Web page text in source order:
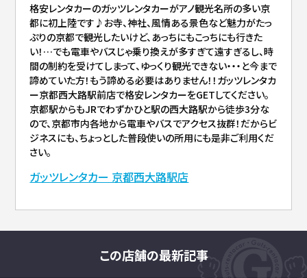
格安レンタカーのガッツレンタカーがアノ観光名所の多い京
都に初上陸です♪お寺、神社、風情ある景色など魅力がたっ
ぷりの京都で観光したいけど、あっちにもこっちにも行きた
い！…でも電車やバスじゃ乗り換えが多すぎて遠すぎるし、時
間の制約を受けてしまって、ゆっくり観光できない・・・と今まで
諦めていた方！もう諦める必要はありません！！ガッツレンタカ
ー京都西大路駅前店で格安レンタカーをGETしてください。
京都駅からもJRでわずかひと駅の西大路駅から徒歩3分な
ので、京都市内各地から電車やバスでアクセス抜群！だからビ
ジネスにも、ちょっとした普段使いの所用にも是非ご利用くだ
さい。
ガッツレンタカー 京都西大路駅店
この店舗の最新記事